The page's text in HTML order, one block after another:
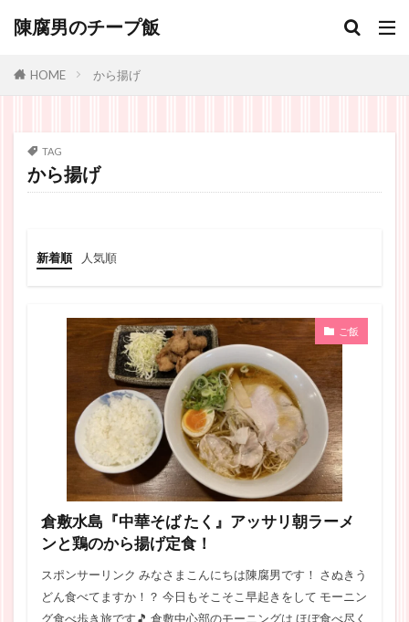
陳腐男のチープ飯
HOME から揚げ
TAG
から揚げ
新着順 人気順
ご飯
倉敷水島『中華そば たく』アッサリ朝ラーメ
ンと鶏のから揚げ定食！
スポンサーリンク みなさまこんにちは陳腐男です！ さぬきう
どん食べてますか！？ 今日もそこそこ早起きをして モーニン
グ食べ歩き旅です🎵 倉敷中心部のモーニングは ほぼ食べ尽く